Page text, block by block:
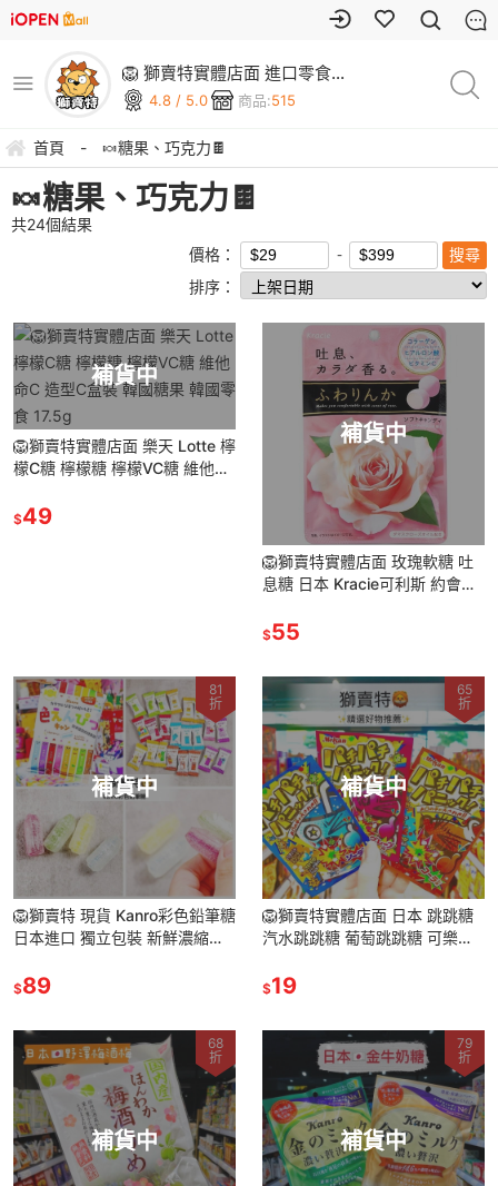
🦁 獅賣特實體店面 進口零食
OUTLET 現貨供應
4.8 / 5.0 商品:515
首頁 - 🍬糖果、巧克力🍫
🍬糖果、巧克力🍫
共24個結果
價格：
排序：
補貨中
🦁獅賣特實體店面 樂天 Lotte 檸
檬C糖 檸檬糖 檸檬VC糖 維他命
17.5g
$49
補貨中
🦁獅賣特實體店面 玫瑰軟糖 吐
息糖 日本 Kracie可利斯 約會必
$55
補貨中
81
折
🦁️獅賣特 現貨 Kanro彩色鉛筆糖
日本進口 獨立包裝 新鮮濃縮果
$89
補貨中
65
折
🦁獅賣特實體店面 日本 跳跳糖
汽水跳跳糖 葡萄跳跳糖 可樂跳
$19
補貨中
68
折
補貨中
79
折